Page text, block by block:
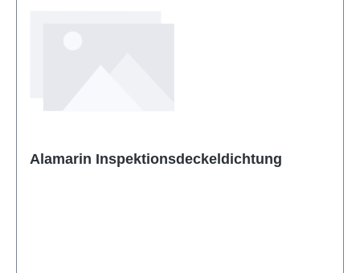
Alamarin Inspektionsdeckeldichtung